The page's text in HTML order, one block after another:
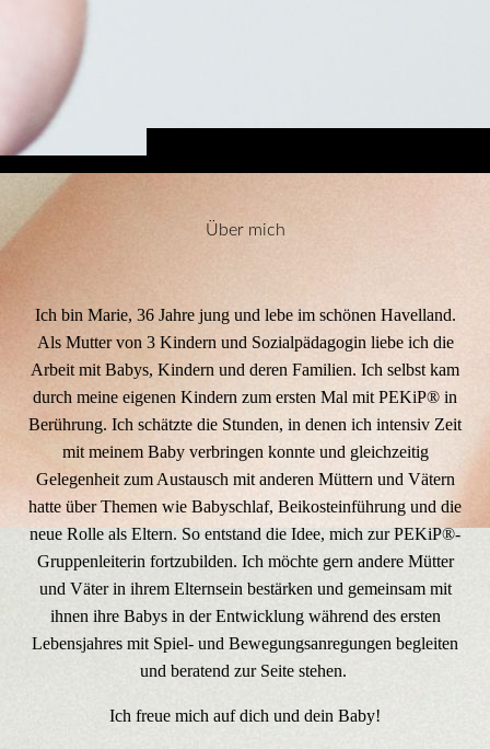
Über mich
Ich bin Marie, 36 Jahre jung und lebe im schönen Havelland.
Als Mutter von 3 Kindern und Sozialpädagogin liebe ich die
Arbeit mit Babys, Kindern und deren Familien. Ich selbst kam
durch meine eigenen Kindern zum ersten Mal mit PEKiP® in
Berührung. Ich schätzte die Stunden, in denen ich intensiv Zeit
mit meinem Baby verbringen konnte und gleichzeitig
Gelegenheit zum Austausch mit anderen Müttern und Vätern
hatte über Themen wie Babyschlaf, Beikosteinführung und die
neue Rolle als Eltern. So entstand die Idee, mich zur PEKiP®-
Gruppenleiterin fortzubilden. Ich möchte gern andere Mütter
und Väter in ihrem Elternsein bestärken und gemeinsam mit
ihnen ihre Babys in der Entwicklung während des ersten
Lebensjahres mit Spiel- und Bewegungsanregungen begleiten
und beratend zur Seite stehen.
Ich freue mich auf dich und dein Baby!